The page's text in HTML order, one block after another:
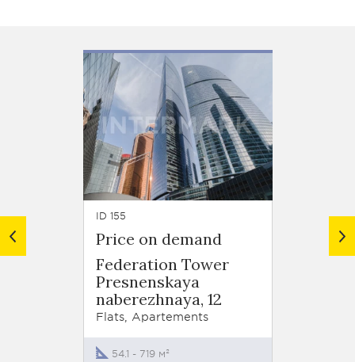
ID 155
Price on demand
Federation Tower
Presnenskaya
naberezhnaya, 12
Flats, Apartements
54.1 - 719 м²
ID 153